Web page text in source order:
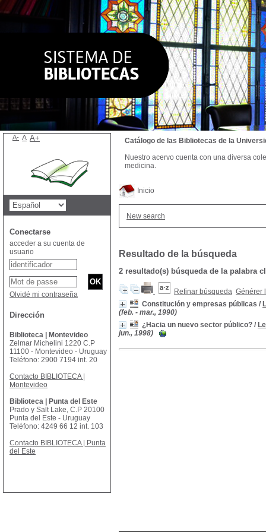
Inicio
New search
Resultado de la búsqueda
2 resultado(s) búsqueda de la palabra
Refinar búsqueda Générer
Constitución y empresas públicas /
(feb. - mar., 1990)
¿Hacia un nuevo sector público? /
jun., 1998)
Catálogo de las Bibliotecas de la
Nuestro acervo cuenta con una diversa
medicina.
A- A A+
Conectarse
acceder a su cuenta de
usuario
Olvidé mi contraseña
Dirección
Biblioteca | Montevideo
Zelmar Michelini 1220 C.P
11100 - Montevideo - Uruguay
Teléfono: 2900 7194 int. 20
Contacto BIBLIOTECA |
Montevideo
Biblioteca | Punta del Este
Prado y Salt Lake, C.P 20100
Punta del Este - Uruguay
Teléfono: 4249 66 12 int. 103
Contacto BIBLIOTECA | Punta
del Este